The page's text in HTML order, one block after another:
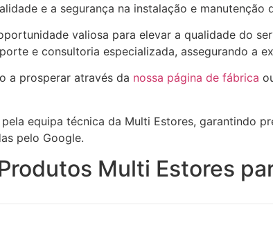
e a segurança na instalação e manutenção
valiosa para elevar a qualidade do
e consultoria especializada, assegurando a
a prosperar através da nossa página de fábrica
equipa técnica da Multi Estores, garantindo
pelo Google.
Multi Estores